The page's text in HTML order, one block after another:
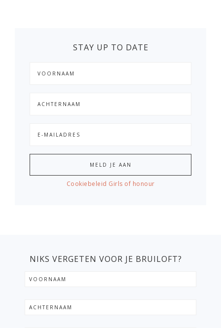
STAY UP TO DATE
Cookiebeleid Girls of honour
NIKS VERGETEN VOOR JE BRUILOFT?